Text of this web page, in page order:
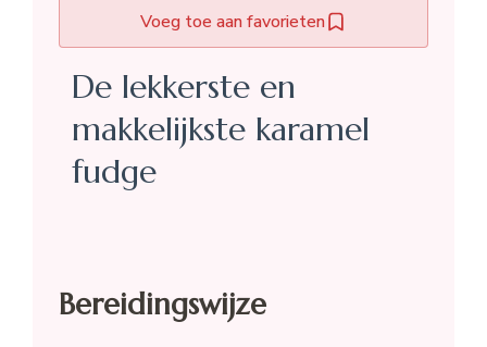
Voeg toe aan favorieten
De lekkerste en
makkelijkste karamel
fudge
Bereidingswijze